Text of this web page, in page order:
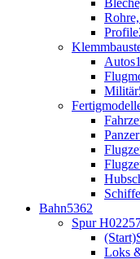
Profile
Autos1
Militär
Schiffe
Bahn5362
Spur H0
Loks